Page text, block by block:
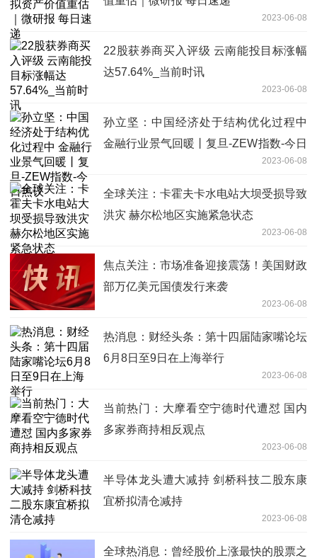
2023-06-08
22股获券商买入评级 云南能投目标涨幅
达57.64%_当前时讯
2023-06-08
孙立坚：中国经济处于结构优化过程中
金融行业景气回暖丨复旦-ZEW指数-今日
2023-06-08
全球关注：卡霍夫卡水电站大坝受损导致
洪灾 赫尔松地区实施紧急状态
2023-06-08
焦点关注：市场准备迎接震荡！美国财政
部万亿美元国债发行来袭
2023-06-08
热消息：财经头条：第十四届陆家嘴论坛
6月8日至9日在上海举行
2023-06-08
当前热门：大摩看空宁德时代遭怼 国内
多家券商持相反观点
2023-06-08
半导体龙头遭大减持 剑桥科技二股东康
宜桥拟清仓减持
2023-06-08
全球热消息：曾经股价上涨最快的股票之